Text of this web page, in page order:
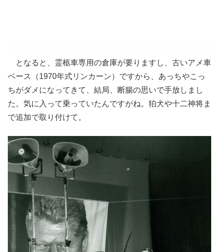
となると、霊柩車専用の倉庫が要りますし、古いアメ車
ベース（1970年式リンカーン）ですから、あっちやこっ
ちがダメになってきて、結局、断腸の思いで手放しまし
た。気に入って乗っていたんですがね。狛犬や十二神将ま
で追加で取り付けて。